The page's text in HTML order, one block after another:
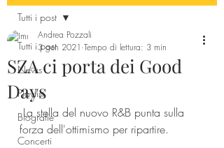
Tutti i post
News
Playlist
Biografie
Concerti
Tutti i post
SZA ci porta dei Good
Days
Andrea Pozzali
3 gen 2021 Tempo di lettura: 3 min
La stella del nuovo R&B punta sulla
forza dell'ottimismo per ripartire.